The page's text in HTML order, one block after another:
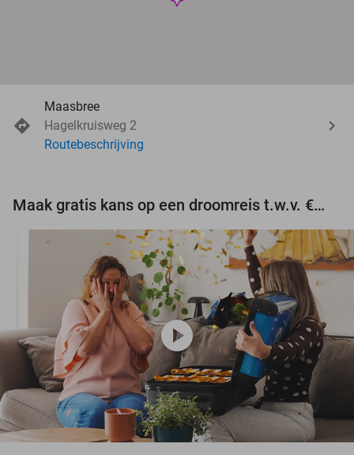
Maasbree
Hagelkruisweg 2
Routebeschrijving
Maak gratis kans op een droomreis t.w.v. €3.000!
play_circle